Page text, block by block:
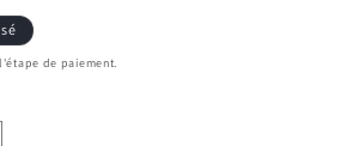
de paiement.